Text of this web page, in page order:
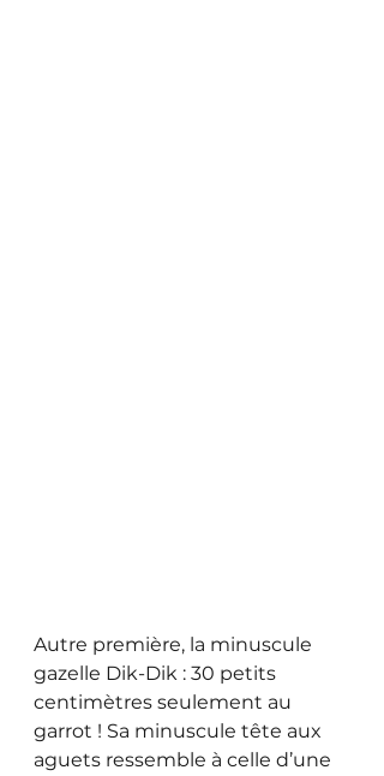
Autre première, la minuscule
gazelle Dik-Dik : 30 petits
centimètres seulement au
garrot ! Sa minuscule tête aux
aguets ressemble à celle d’une